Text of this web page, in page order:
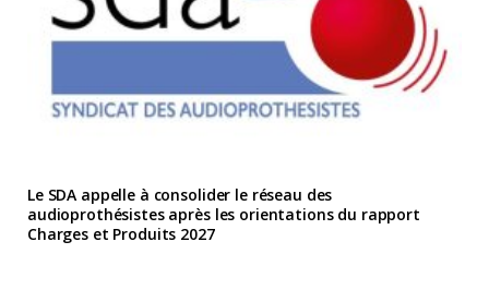
Le SDA appelle à consolider le réseau des
audioprothésistes après les orientations du rapport
Charges et Produits 2027